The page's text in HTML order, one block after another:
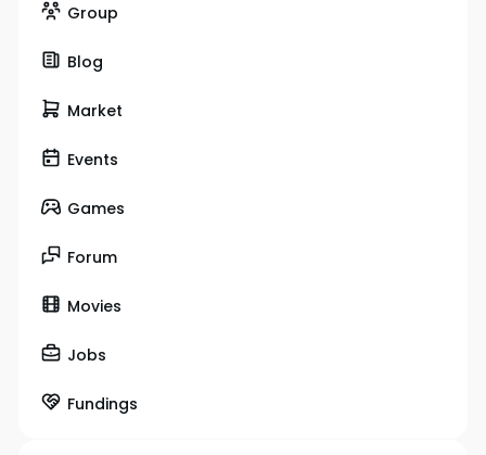
Group
Blog
Market
Events
Games
Forum
Movies
Jobs
Fundings